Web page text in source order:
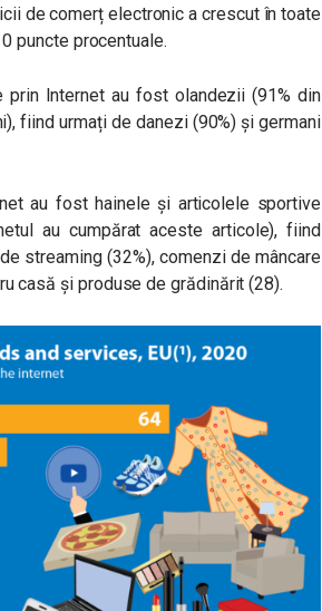
de comerț electronic a crescut în toate
puncte procentuale.
Internet au fost olandezii (91% din
fiind urmați de danezi (90%) și germani
au fost hainele și articolele sportive
au cumpărat aceste articole), fiind
streaming (32%), comenzi de mâncare
casă și produse de grădinărit (28).